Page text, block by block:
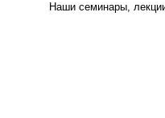
Наши семинары,